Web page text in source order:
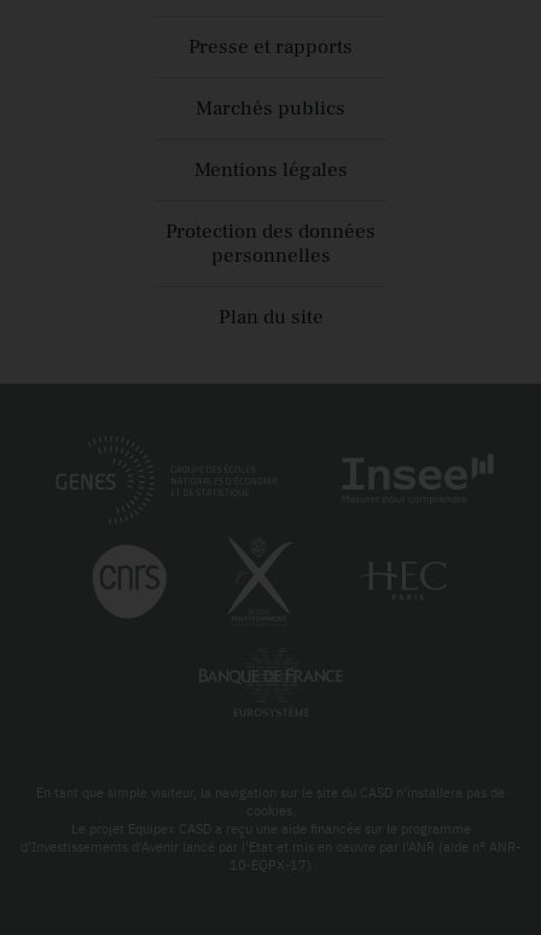
Presse et rapports
Marchés publics
Mentions légales
Protection des données
personnelles
Plan du site
En tant que simple visiteur, la navigation sur le site du CASD n'installera pas de
cookies.
Le projet Equipex CASD a reçu une aide financée sur le programme
d’Investissements d’Avenir lancé par l’Etat et mis en oeuvre par l’ANR (aide n° ANR-
10-EQPX-17)